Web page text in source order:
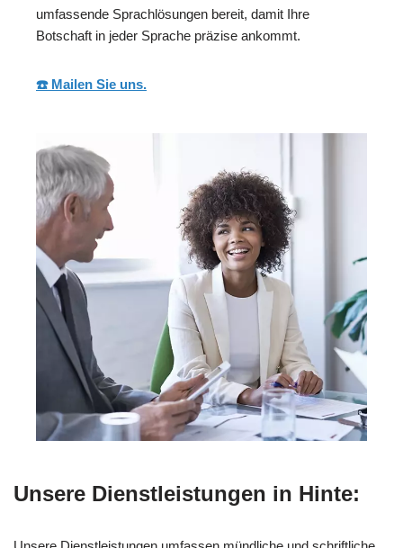
umfassende Sprachlösungen bereit, damit Ihre
Botschaft in jeder Sprache präzise ankommt.
☎️ Mailen Sie uns.
Unsere Dienstleistungen in Hinte: